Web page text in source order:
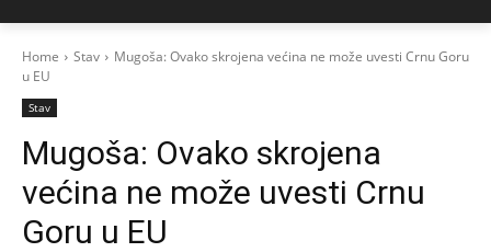
Home Stav
Mugoša: Ovako skrojena većina ne može uvesti Crnu Goru
u EU
Stav
Mugoša: Ovako skrojena
većina ne može uvesti Crnu
Goru u EU